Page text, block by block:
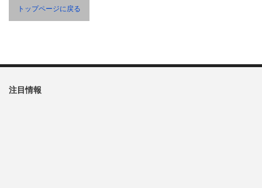
トップページに戻る
注目情報